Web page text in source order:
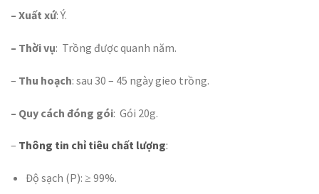
– Xuất xứ: Ý.
– Thời vụ: Trồng được quanh năm.
– Thu hoạch: sau 30 – 45 ngày gieo trồng.
– Quy cách đóng gói: Gói 20g.
– Thông tin chỉ tiêu chất lượng:
Độ sạch (P): ≥ 99%.